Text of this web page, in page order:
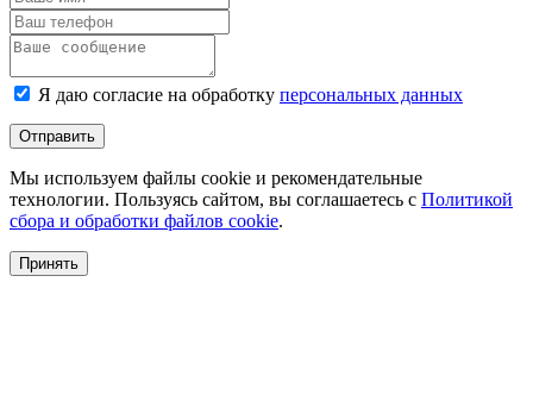
Я даю согласие на обработку персональных данных
Отправить
Мы используем файлы cookie и рекомендательные
технологии. Пользуясь сайтом, вы соглашаетесь с Политикой
сбора и обработки файлов cookie.
Принять